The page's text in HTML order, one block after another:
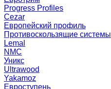
Progress Profiles
Cezar
Европейский профиль
Противоскользящие системы
Lemal
NMC
Уникс
Ultrawood
Yakamoz
Евроступень